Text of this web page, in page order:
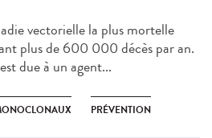
vectorielle la plus mortelle
plus de 600 000 décès par an.
due à un agent...
PRÉVENTION